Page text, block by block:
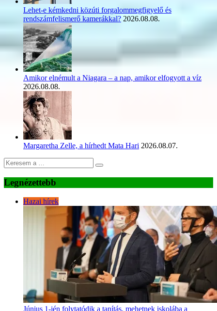
Lehet-e kémkedni közúti forgalommegfigyelő és
rendszámfelismerő kamerákkal? 2026.08.08.
Amikor elnémult a Niagara – a nap, amikor elfogyott a víz
2026.08.08.
Margaretha Zelle, a hírhedt Mata Hari 2026.08.07.
Legnézettebb
Hazai hírek
Június 1-jén folytatódik a tanítás, mehetnek iskolába a